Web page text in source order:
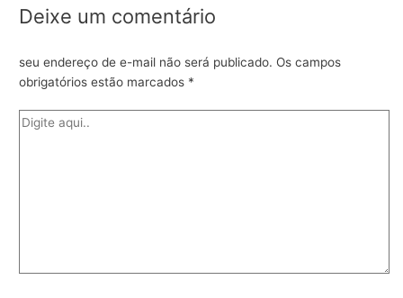
Deixe um comentário
seu endereço de e-mail não será publicado. Os campos
obrigatórios estão marcados *